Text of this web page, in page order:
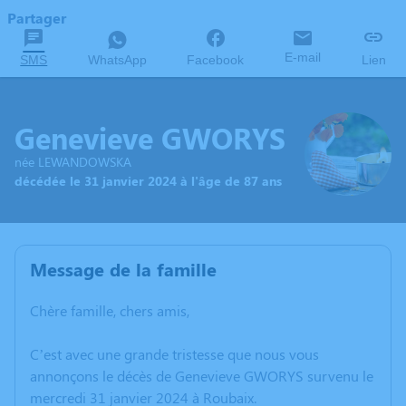
Partager
SMS WhatsApp Facebook E-mail Lien
Genevieve GWORYS
née LEWANDOWSKA
décédée le 31 janvier 2024 à l'âge de 87 ans
Message de la famille
Chère famille, chers amis,
C’est avec une grande tristesse que nous vous
annonçons le décès de Genevieve GWORYS survenu le
mercredi 31 janvier 2024 à Roubaix.